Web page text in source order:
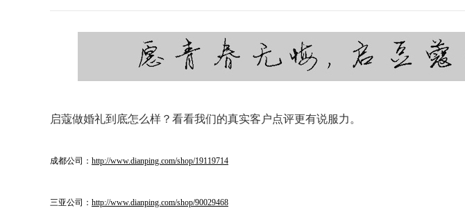
启蔻做婚礼到底怎么样？看看我们的真实客户点评更有说服力。
成都公司： http://www.dianping.com/shop/19119714
三亚公司： http://www.dianping.com/shop/90029468